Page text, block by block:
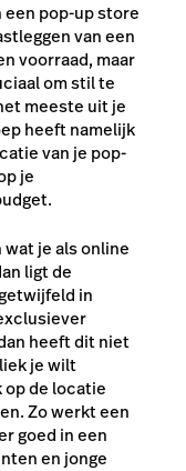
pop-up store
van een
voorraad, maar
om stil te
meeste uit je
heeft namelijk
van je pop-
je
wat je als online
ligt de
in
heeft dit niet
je wilt
de locatie
Zo werkt een
goed in een
en jonge